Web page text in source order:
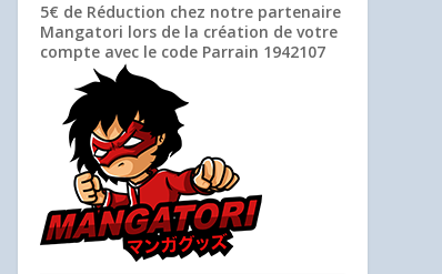
5€ de Réduction chez notre partenaire
Mangatori lors de la création de votre
compte avec le code Parrain 1942107